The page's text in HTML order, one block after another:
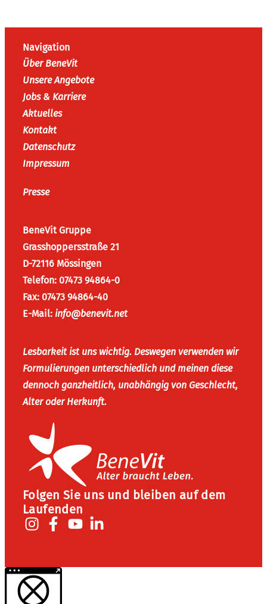
Navigation
Über BeneVit
Unsere Angebote
Jobs & Karriere
Aktuelles
Kontakt
Datenschutz
Impressum
Presse
BeneVit Gruppe
Grasshoppersstraße 21
D-72116 Mössingen
Telefon: 07473 94864-0
Fax: 07473 94864-40
E-Mail: info@benevit.net
Lesbarkeit ist uns wichtig. Deswegen verwenden wir
Formulierungen unterschiedlich und meinen diese
dennoch ganzheitlich, unabhängig von Geschlecht,
Alter oder Herkunft.
Folgen Sie uns und bleiben auf dem
Laufenden
Weitere Informationen über den gesperrten Inhalt.